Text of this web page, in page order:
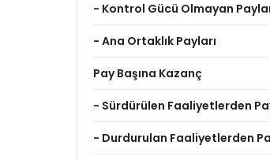
- Kontrol Gücü Olmayan
- Ana Ortaklık Payları
Pay Başına Kazanç
- Sürdürülen Faaliyetlerden
- Durdurulan Faaliyetlerden